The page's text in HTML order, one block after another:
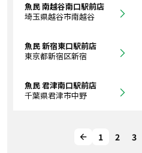
魚民 南越谷南口駅前店
埼玉県越谷市南越谷
魚民 新宿東口駅前店
東京都新宿区新宿
魚民 君津南口駅前店
千葉県君津市中野
1 2 3